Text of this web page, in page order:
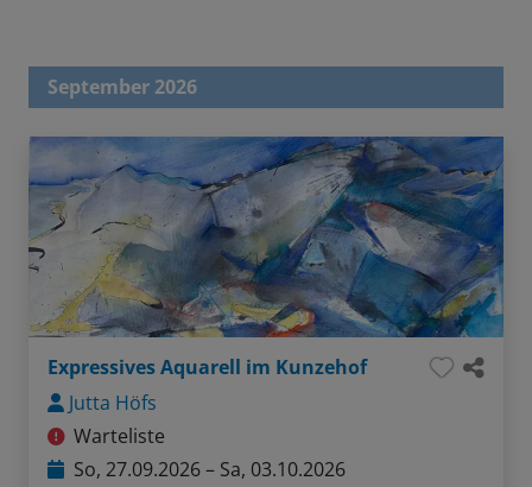
September 2026
Expressives Aquarell im Kunzehof
Jutta Höfs
Warteliste
So, 27.09.2026 – Sa, 03.10.2026